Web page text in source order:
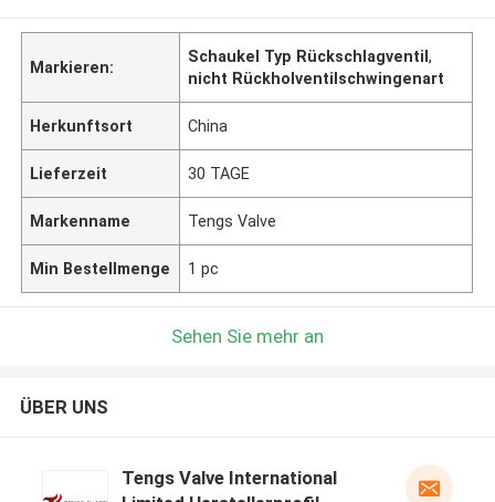
Markieren:
Schaukel Typ Rückschlagventil,
nicht Rückholventilschwingenart
Herkunftsort China
Lieferzeit 30 TAGE
Markenname Tengs Valve
Min Bestellmenge 1 pc
Sehen Sie mehr an
ÜBER UNS
Tengs Valve International